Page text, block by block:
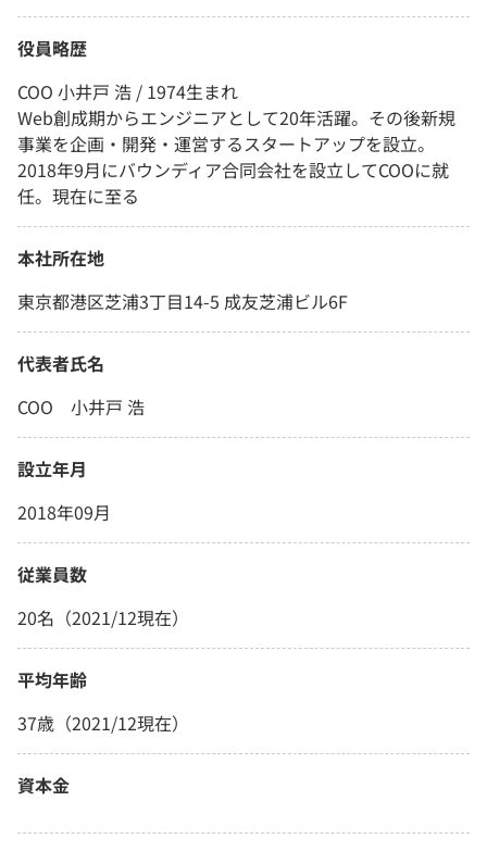
役員略歴
COO 小井戸 浩 / 1974生まれ
Web創成期からエンジニアとして20年活躍。その後新規
事業を企画・開発・運営するスタートアップを設立。
2018年9月にバウンディア合同会社を設立してCOOに就
任。現在に至る
本社所在地
東京都港区芝浦3丁目14-5 成友芝浦ビル6F
代表者氏名
COO 小井戸 浩
設立年月
2018年09月
従業員数
20名（2021/12現在）
平均年齢
37歳（2021/12現在）
資本金